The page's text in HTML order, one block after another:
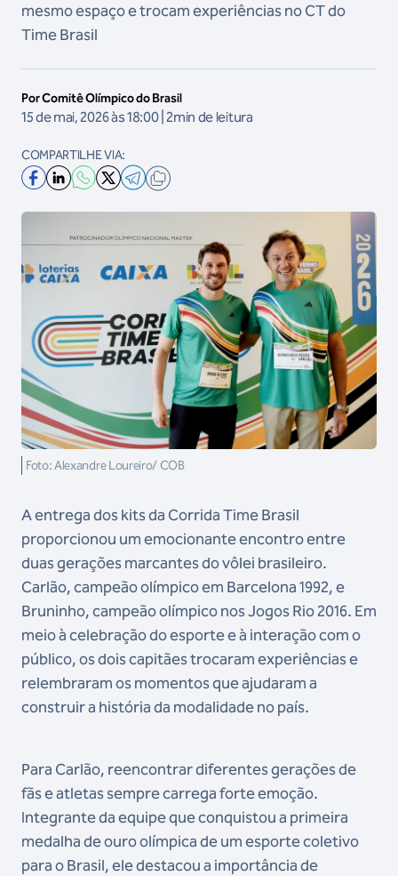
mesmo espaço e trocam experiências no CT do
Time Brasil
Por Comitê Olímpico do Brasil
15 de mai, 2026 às 18:00 | 2min de leitura
COMPARTILHE VIA:
Foto: Alexandre Loureiro/ COB
A entrega dos kits da Corrida Time Brasil
proporcionou um emocionante encontro entre
duas gerações marcantes do vôlei brasileiro.
Carlão, campeão olímpico em Barcelona 1992, e
Bruninho, campeão olímpico nos Jogos Rio 2016. Em
meio à celebração do esporte e à interação com o
público, os dois capitães trocaram experiências e
relembraram os momentos que ajudaram a
construir a história da modalidade no país.
Para Carlão, reencontrar diferentes gerações de
fãs e atletas sempre carrega forte emoção.
Integrante da equipe que conquistou a primeira
medalha de ouro olímpica de um esporte coletivo
para o Brasil, ele destacou a importância de